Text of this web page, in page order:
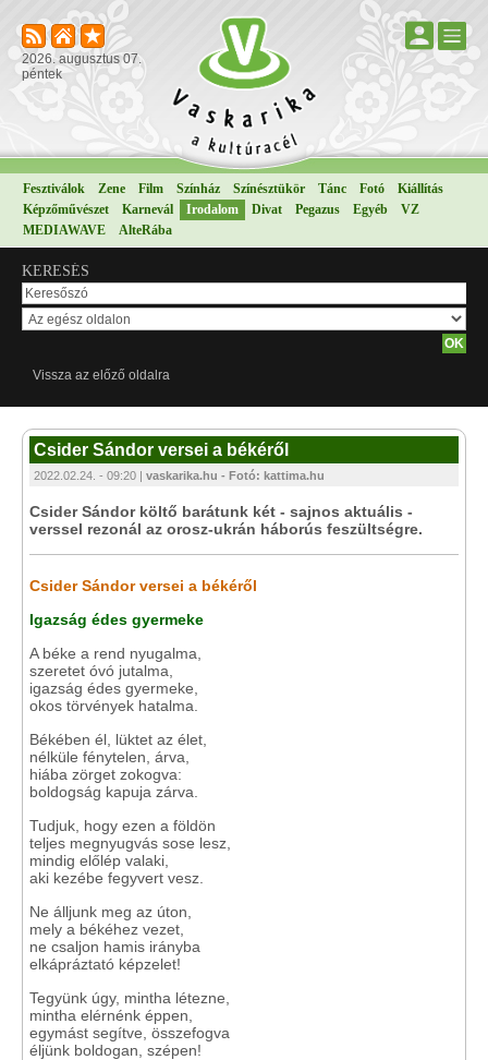
2026. augusztus 07.
péntek
Fesztiválok Zene Film Színház Színésztükör Tánc Fotó
Kiállítás
Képzőművészet
Karnevál Irodalom Divat Pegazus Egyéb
VZ
MEDIAWAVE
AlteRába
KERESÉS
Vissza az előző oldalra
Csider Sándor versei a békéről
2022.02.24. - 09:20 | vaskarika.hu - Fotó: kattima.hu
Csider Sándor költő barátunk két - sajnos aktuális -
verssel rezonál az orosz-ukrán háborús feszültségre.
Csider Sándor versei a békéről
Igazság édes gyermeke
A béke a rend nyugalma,
szeretet óvó jutalma,
igazság édes gyermeke,
okos törvények hatalma.
Békében él, lüktet az élet,
nélküle fénytelen, árva,
hiába zörget zokogva:
boldogság kapuja zárva.
Tudjuk, hogy ezen a földön
teljes megnyugvás sose lesz,
mindig előlép valaki,
aki kezébe fegyvert vesz.
Ne álljunk meg az úton,
mely a békéhez vezet,
ne csaljon hamis irányba
elkápráztató képzelet!
Tegyünk úgy, mintha létezne,
mintha elérnénk éppen,
egymást segítve, összefogva
éljünk boldogan, szépen!